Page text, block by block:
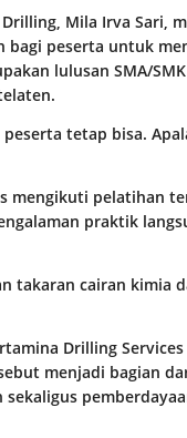
Mila Irva Sari,
bagi peserta untuk
lulusan SMA/
tetap bisa.
mengikuti pelatihan
praktik
takaran cairan kimia
Drilling
menjadi bagian